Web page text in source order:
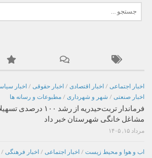
برای:
اخبار اجتماعی / اخبار اقتصادی / اخبار حقوقی / اخبار
اخبار صنعتی / شهر و شهرداری / مطبوعات و رسانه ها
فرماندار تربت‌حیدریه از رشد ۱۰۰
مشاغل خانگی شهرستان خبر داد
مرداد ۱۵, ۱۴۰۵
اب و هوا و محیط زیست / اخبار اجتماعی / اخبار فرهنگی /